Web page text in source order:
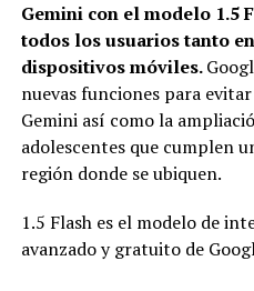
Gemini con el modelo 1.5
todos los usuarios tanto
dispositivos móviles.
nuevas funciones para
Gemini así como la
adolescentes que cumplen
región donde se ubiquen.
1.5 Flash es el modelo de
avanzado y gratuito de